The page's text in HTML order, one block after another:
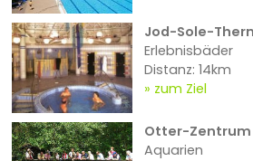
Jod-Sole-
Erlebnisbäder
Distanz: 14km
zum Ziel
Otter-Zentrum
Aquarien